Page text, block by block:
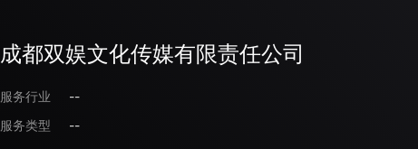
成都双娱文化传媒有限责任公司
服务行业
--
服务类型
--